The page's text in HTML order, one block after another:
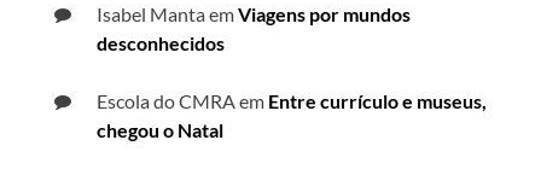
Isabel MantaemViagens por mundos
desconhecidos
Escola do CMRA em Entre currículo e museus,
chegou o Natal